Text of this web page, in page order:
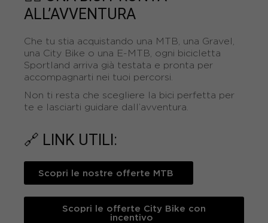
ALL’AVVENTURA
Che tu stia acquistando una MTB, una Gravel,
una City Bike o una E-MTB, ogni bicicletta
Sportland arriva già testata e pronta per
accompagnarti nei tuoi percorsi.
Non ti resta che scegliere la bici perfetta per
te e lasciarti guidare dall’avventura.
🔗 LINK UTILI:
Scopri le nostre offerte MTB
Scopri le offerte City Bike con
incentivo